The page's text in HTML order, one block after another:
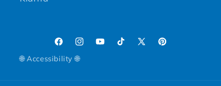
FacebookInstagram
YouTubeTikTokX (Twitter)
Pinterest
🌐 Accessibility 🌐